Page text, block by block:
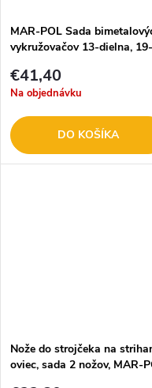
o
v
o
v
MAR-POL Sada
vykružovačov 13-dielna,
€41,40
Na objednávku
DO KOŠÍKA
Nože do strojčeka na
oviec, sada 2 nožov, MAR-